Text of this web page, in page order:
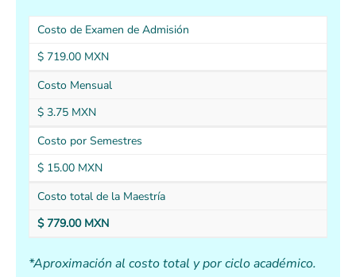
Costo de Examen de Admisión
$ 719.00 MXN
Costo Mensual
$ 3.75 MXN
Costo por Semestres
$ 15.00 MXN
Costo total de la Maestría
$ 779.00 MXN
*Aproximación al costo total y por ciclo académico.